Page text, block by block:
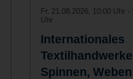
Fr. 21.08.2026, 10:00 Uhr
Uhr
Internationales
Spinnen,